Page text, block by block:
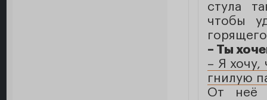
стула
чтобы
– Ты
– Я хочу,
гнилую
От неё